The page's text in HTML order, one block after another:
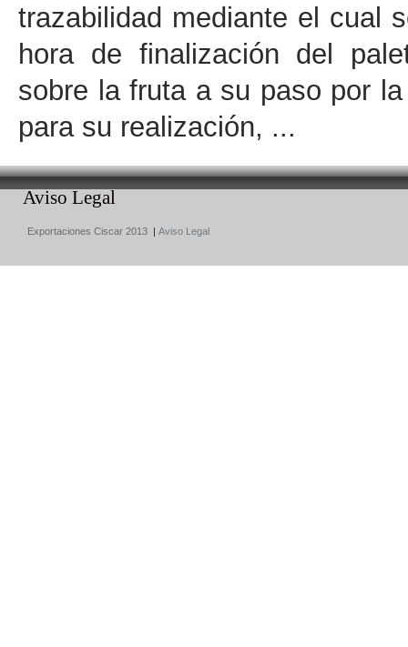
trazabilidad mediante el cual
hora de finalización del
sobre la fruta a su paso por
para su realización, ...
Aviso Legal
Exportaciones Ciscar 2013 | Aviso Legal